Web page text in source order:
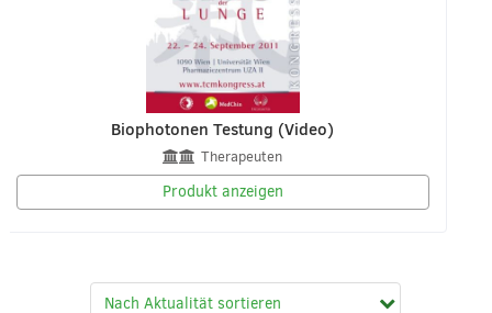
Biophotonen Testung (Video)
Therapeuten
Produkt anzeigen